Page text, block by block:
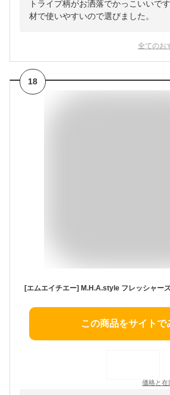
トライプ柄がお洒落でかっこいいで
材で使いやすいので選びました。
全てのお
18
この商品をサイトで
価格と在